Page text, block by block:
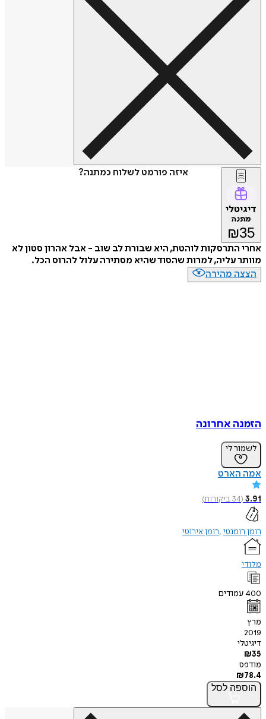
איזה פורמט לשלוח כמתנה?
דיגיטלי
מתנה
₪35
אחרי התרסקות לוהטת, היא שבורת לב שוב - אבל אהרון סטון לא
מוותר עליה, למרות שהסוד שהיא מסתירה עלול להרוס הכל.
הצצה מהירה
הזמנה אחרונה
לשמור לי
אמה הארט
3.91
(
34ביקורות)
רומן רומנטי רומן אירוטי
מלודי
400 עמודים
מרץ
2019
דיגיטלי
₪35
מודפס
₪78.4
הוספה לסל